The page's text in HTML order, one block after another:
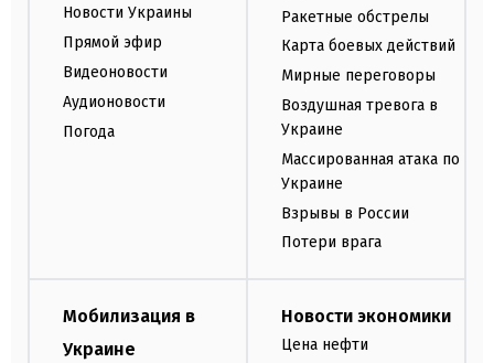
Новости Украины
Прямой эфир
Видеоновости
Аудионовости
Погода
Ракетные обстрелы
Карта боевых действий
Мирные переговоры
Воздушная тревога в
Украине
Массированная атака по
Украине
Взрывы в России
Потери врага
Мобилизация в
Украине
Новости экономики
Цена нефти